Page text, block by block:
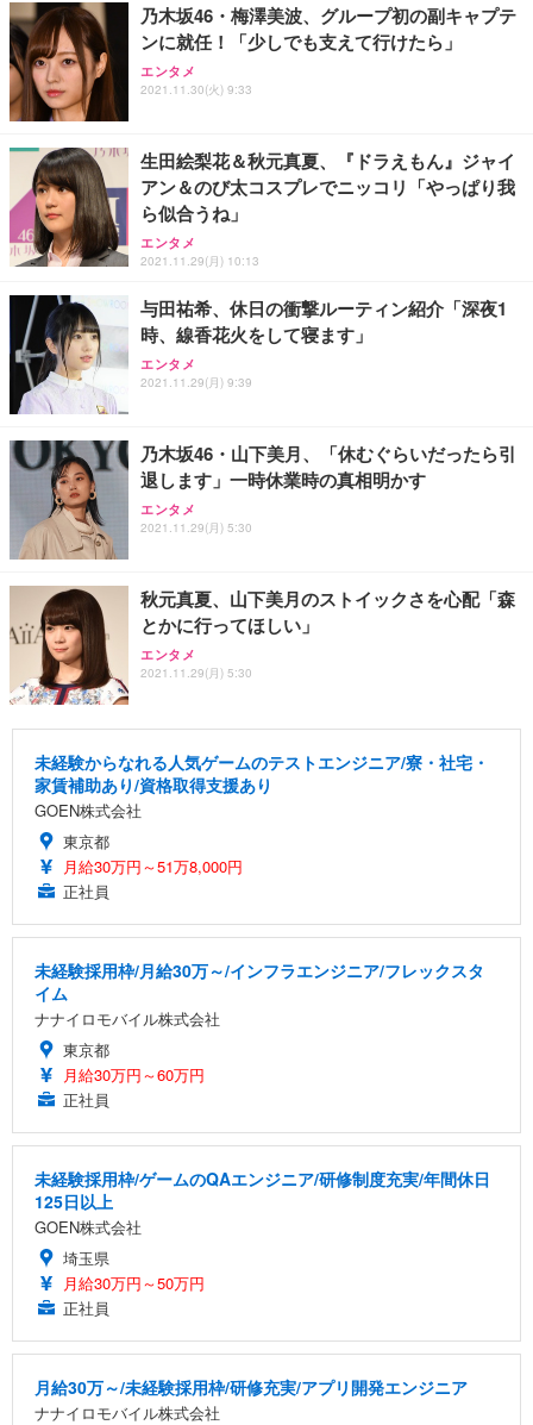
乃木坂46・梅澤美波、グループ初の副キャプテ
ンに就任！「少しでも支えて行けたら」
エンタメ
2021.11.30(火) 9:33
生田絵梨花＆秋元真夏、『ドラえもん』ジャイ
アン＆のび太コスプレでニッコリ「やっぱり我
ら似合うね」
エンタメ
2021.11.29(月) 10:13
与田祐希、休日の衝撃ルーティン紹介「深夜1
時、線香花火をして寝ます」
エンタメ
2021.11.29(月) 9:39
乃木坂46・山下美月、「休むぐらいだったら引
退します」一時休業時の真相明かす
エンタメ
2021.11.29(月) 5:30
秋元真夏、山下美月のストイックさを心配「森
とかに行ってほしい」
エンタメ
2021.11.29(月) 5:30
未経験からなれる人気ゲームのテストエンジニア/寮・社宅・
家賃補助あり/資格取得支援あり
GOEN株式会社
東京都
月給30万円～51万8,000円
正社員
未経験採用枠/月給30万～/インフラエンジニア/フレックスタ
イム
ナナイロモバイル株式会社
東京都
月給30万円～60万円
正社員
未経験採用枠/ゲームのQAエンジニア/研修制度充実/年間休日
125日以上
GOEN株式会社
埼玉県
月給30万円～50万円
正社員
月給30万～/未経験採用枠/研修充実/アプリ開発エンジニア
ナナイロモバイル株式会社